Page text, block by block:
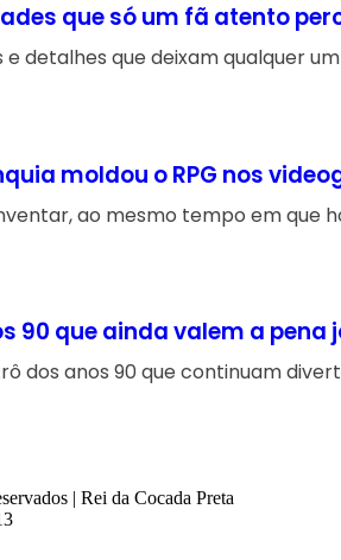
que só um fã atento
detalhes que deixam qualquer
moldou o RPG nos
ao mesmo tempo em que
90 que ainda valem a pena
dos anos 90 que continuam
| Rei da Cocada Preta